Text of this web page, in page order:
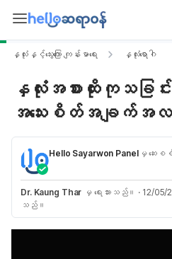
နှလုံးနှင့်သွေးကြော ကျန်းမာရေး နှလုံးရောဂါ
နှလုံးအစားထိုးကုသခ
အသေးစိတ်အချက်အလက်
Hello Sayarwon Panelမှ ဆေးစ
Dr. Kaung Thar မှ ရေးသားသည်။ · 12/
သည်။